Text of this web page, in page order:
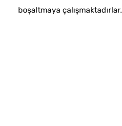
boşaltmaya çalışmaktadırlar.